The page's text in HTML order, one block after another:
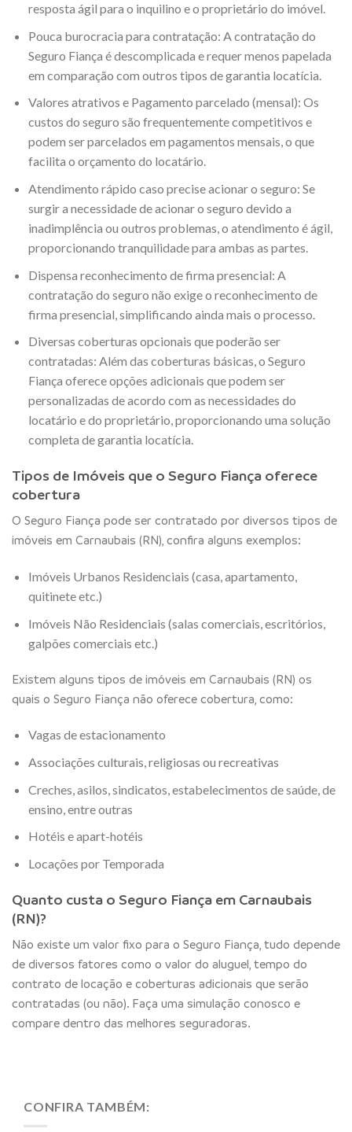
resposta ágil para o inquilino e o proprietário do imóvel.
Pouca burocracia para contratação: A contratação do
Seguro Fiança é descomplicada e requer menos papelada
em comparação com outros tipos de garantia locatícia.
Valores atrativos e Pagamento parcelado (mensal): Os
custos do seguro são frequentemente competitivos e
podem ser parcelados em pagamentos mensais, o que
facilita o orçamento do locatário.
Atendimento rápido caso precise acionar o seguro: Se
surgir a necessidade de acionar o seguro devido a
inadimplência ou outros problemas, o atendimento é ágil,
proporcionando tranquilidade para ambas as partes.
Dispensa reconhecimento de firma presencial: A
contratação do seguro não exige o reconhecimento de
firma presencial, simplificando ainda mais o processo.
Diversas coberturas opcionais que poderão ser
contratadas: Além das coberturas básicas, o Seguro
Fiança oferece opções adicionais que podem ser
personalizadas de acordo com as necessidades do
locatário e do proprietário, proporcionando uma solução
completa de garantia locatícia.
Tipos de Imóveis que o Seguro Fiança oferece
cobertura
O Seguro Fiança pode ser contratado por diversos tipos de
imóveis em Carnaubais (RN), confira alguns exemplos:
Imóveis Urbanos Residenciais (casa, apartamento,
quitinete etc.)
Imóveis Não Residenciais (salas comerciais, escritórios,
galpões comerciais etc.)
Existem alguns tipos de imóveis em Carnaubais (RN) os
quais o Seguro Fiança não oferece cobertura, como:
Vagas de estacionamento
Associações culturais, religiosas ou recreativas
Creches, asilos, sindicatos, estabelecimentos de saúde, de
ensino, entre outras
Hotéis e apart-hotéis
Locações por Temporada
Quanto custa o Seguro Fiança em Carnaubais
(RN)?
Não existe um valor fixo para o Seguro Fiança, tudo depende
de diversos fatores como o valor do aluguel, tempo do
contrato de locação e coberturas adicionais que serão
contratadas (ou não). Faça uma simulação conosco e
compare dentro das melhores seguradoras.
CONFIRA TAMBÉM: